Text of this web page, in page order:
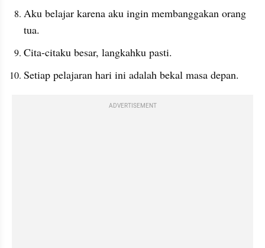
Aku belajar karena aku ingin membanggakan orang
tua.
Cita-citaku besar, langkahku pasti.
Setiap pelajaran hari ini adalah bekal masa depan.
ADVERTISEMENT